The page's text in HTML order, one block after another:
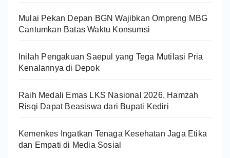
Mulai Pekan Depan BGN Wajibkan Ompreng MBG
Cantumkan Batas Waktu Konsumsi
Inilah Pengakuan Saepul yang Tega Mutilasi Pria
Kenalannya di Depok
Raih Medali Emas LKS Nasional 2026, Hamzah
Risqi Dapat Beasiswa dari Bupati Kediri
Kemenkes Ingatkan Tenaga Kesehatan Jaga Etika
dan Empati di Media Sosial